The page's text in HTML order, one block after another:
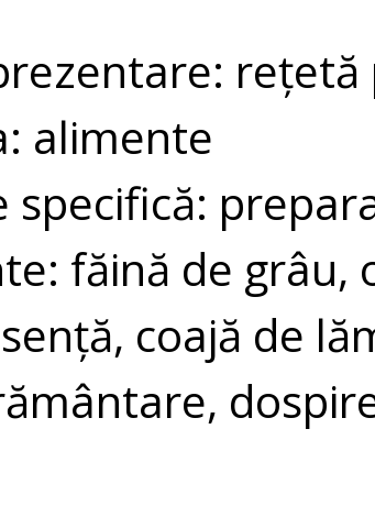
alimente
specifică:
făină de grâu,
coajă de